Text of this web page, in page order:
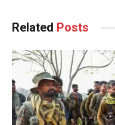
Related Posts